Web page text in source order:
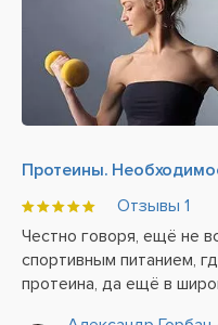
Протеины.
Отзывы 1
Честно говоря, ещё не
спортивным питанием,
протеина, да ещё в